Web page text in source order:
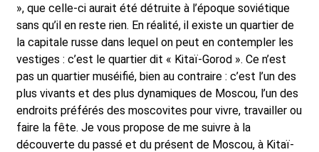
», que celle-ci aurait été détruite à l’époque soviétique
sans qu’il en reste rien. En réalité, il existe un quartier de
la capitale russe dans lequel on peut en contempler les
vestiges : c’est le quartier dit « Kitaï-Gorod ». Ce n’est
pas un quartier muséifié, bien au contraire : c’est l’un des
plus vivants et des plus dynamiques de Moscou, l’un des
endroits préférés des moscovites pour vivre, travailler ou
faire la fête. Je vous propose de me suivre à la
découverte du passé et du présent de Moscou, à Kitaï-